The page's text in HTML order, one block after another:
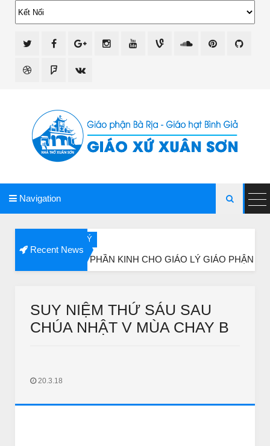
Navigation 
Recent News
PHẦN KINH CHO GIÁO LÝ GIÁO PHẬN VINH
Thường Niên năm B Audio Suy Niệm Mỗi Ngày:
SUY NIỆM THỨ SÁU SAU
CHÚA NHẬT V MÙA CHAY B
20.3.18